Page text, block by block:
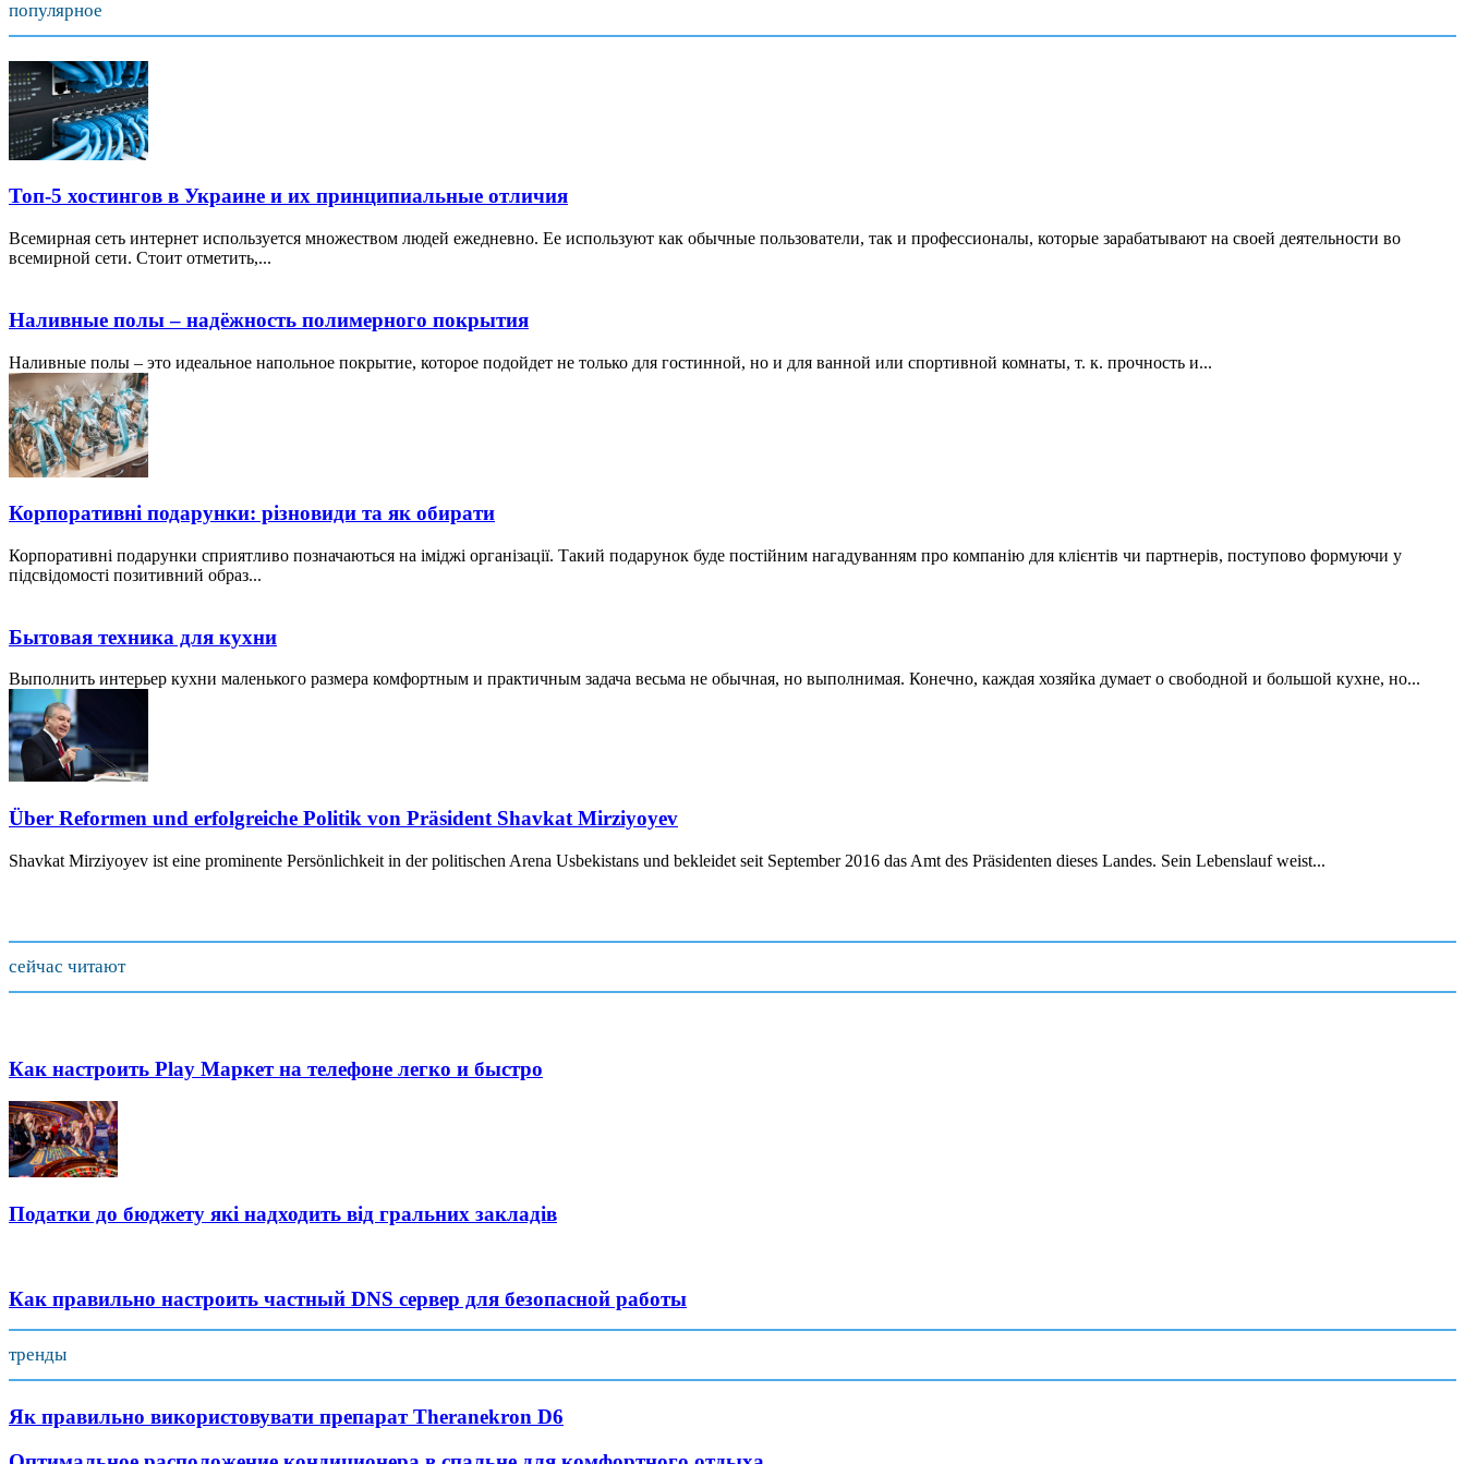
популярное
Топ-5 хостингов в Украине и их принципиальные отличия
Всемирная сеть интернет используется множеством людей ежедневно. Ее используют как обычные пользователи, так и профессионалы, которые зарабатывают на своей деятельности во
всемирной сети. Стоит отметить,...
Наливные полы – надёжность полимерного покрытия
Наливные полы – это идеальное напольное покрытие, которое подойдет не только для гостинной, но и для ванной или спортивной комнаты, т. к. прочность и...
Корпоративні подарунки: різновиди та як обирати
Корпоративні подарунки сприятливо позначаються на іміджі організації. Такий подарунок буде постійним нагадуванням про компанію для клієнтів чи партнерів, поступово формуючи у
підсвідомості позитивний образ...
Бытовая техника для кухни
Выполнить интерьер кухни маленького размера комфортным и практичным задача весьма не обычная, но выполнимая. Конечно, каждая хозяйка думает о свободной и большой кухне, но...
Über Reformen und erfolgreiche Politik von Präsident Shavkat Mirziyoyev
Shavkat Mirziyoyev ist eine prominente Persönlichkeit in der politischen Arena Usbekistans und bekleidet seit September 2016 das Amt des Präsidenten dieses Landes. Sein Lebenslauf weist...
сейчас читают
Как настроить Play Маркет на телефоне легко и быстро
Податки до бюджету які надходить від гральних закладів
Как правильно настроить частный DNS сервер для безопасной работы
тренды
Як правильно використовувати препарат Theranekron D6